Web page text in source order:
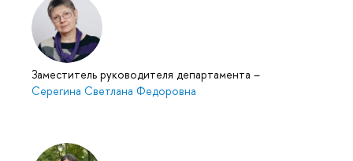
Заместитель руководителя департамента –
Серегина Светлана Федоровна